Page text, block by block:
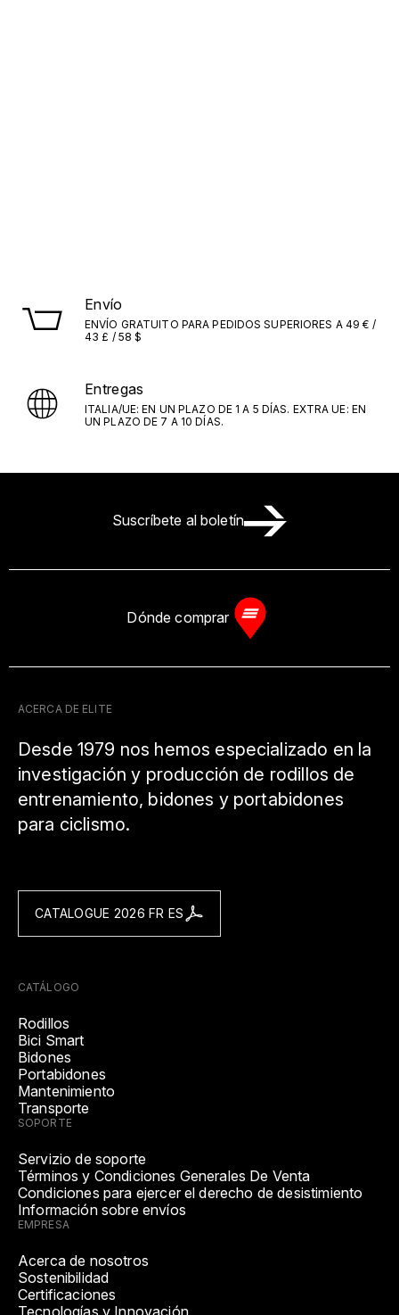
Envío
ENVÍO GRATUITO PARA PEDIDOS SUPERIORES A 49 € /
43 £ / 58 $
Entregas
ITALIA/UE: EN UN PLAZO DE 1 A 5 DÍAS. EXTRA UE: EN
UN PLAZO DE 7 A 10 DÍAS.
Suscríbete al boletín
Dónde comprar
ACERCA DE ELITE
Desde 1979 nos hemos especializado en la
investigación y producción de rodillos de
entrenamiento, bidones y portabidones
para ciclismo.
CATALOGUE 2026 FR ES
CATÁLOGO
Rodillos
Bici Smart
Bidones
Portabidones
Mantenimiento
Transporte
SOPORTE
Servizio de soporte
Términos y Condiciones Generales De Venta
Condiciones para ejercer el derecho de desistimiento
Información sobre envíos
EMPRESA
Acerca de nosotros
Sostenibilidad
Certificaciones
Tecnologías y Innovación